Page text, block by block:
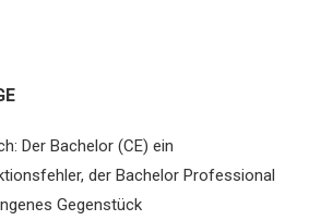
Der Bachelor (CE) ein
der Bachelor Professional
Gegenstück